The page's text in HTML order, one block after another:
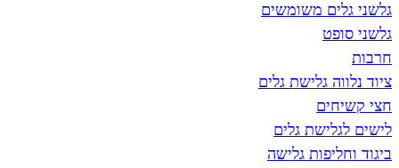
משומשים
גלישת גלים
גלים
גלישה